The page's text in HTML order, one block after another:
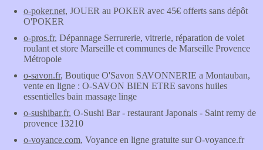
o-poker.net, JOUER au POKER avec 45€ offerts sans dépôt
O'POKER
o-pros.fr, Dépannage Serrurerie, vitrerie, réparation de volet
roulant et store Marseille et communes de Marseille Provence
Métropole
o-savon.fr, Boutique O'Savon SAVONNERIE a Montauban,
vente en ligne : O-SAVON BIEN ETRE savons huiles
essentielles bain massage linge
o-sushibar.fr, O-Sushi Bar - restaurant Japonais - Saint remy de
provence 13210
o-voyance.com, Voyance en ligne gratuite sur O-voyance.fr